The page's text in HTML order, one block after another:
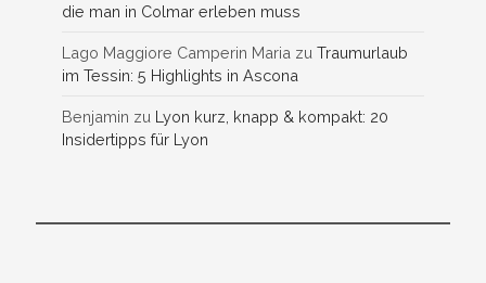
die man in Colmar erleben muss
Lago Maggiore Camperin Maria zuTraumurlaub
im Tessin: 5 Highlights in Ascona
Benjamin zu Lyon kurz, knapp & kompakt: 20
Insidertipps für Lyon